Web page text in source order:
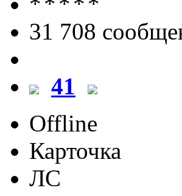
31 708
41
Offline
Карточка
ЛС